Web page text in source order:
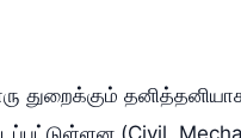
துறைக்கும்
(Civil,